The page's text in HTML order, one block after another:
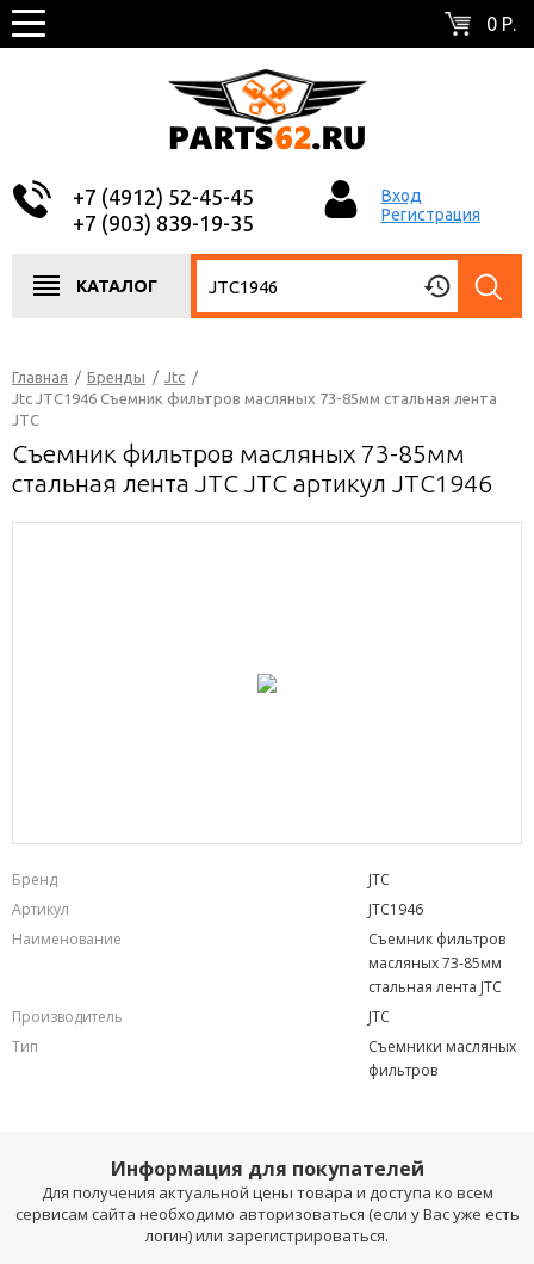
0 Р.
+7 (4912) 52-45-45
+7 (903) 839-19-35
Вход
Регистрация
КАТАЛОГ
Главная / Бренды / Jtc /
Jtc JTC1946 Съемник фильтров масляных 73-85мм стальная лента
JTC
Съемник фильтров масляных 73-85мм
стальная лента JTC JTC артикул JTC1946
Бренд
JTC
Артикул
JTC1946
Наименование
Съемник фильтров
масляных 73-85мм
стальная лента JTC
Производитель
JTC
Тип
Съемники масляных
фильтров
Информация для покупателей
Для получения актуальной цены товара и доступа ко всем
сервисам сайта необходимо авторизоваться (если у Вас уже есть
логин) или зарегистрироваться.